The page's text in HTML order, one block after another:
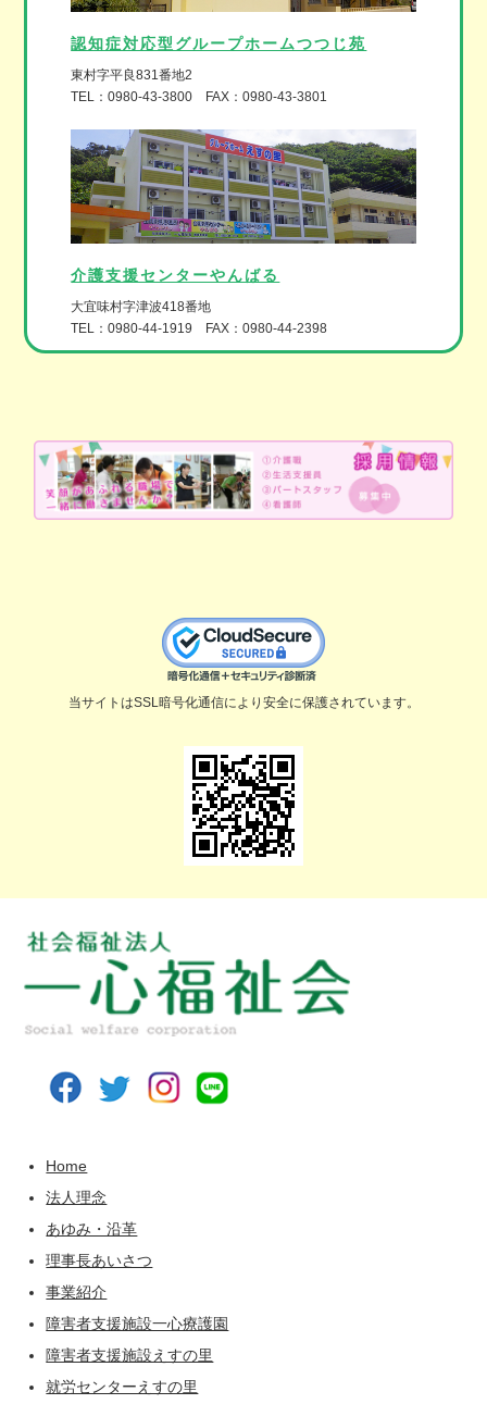
認知症対応型グループホームつつじ苑
東村字平良831番地2
TEL：0980-43-3800 FAX：0980-43-3801
介護支援センターやんばる
大宜味村字津波418番地
TEL：0980-44-1919 FAX：0980-44-2398
当サイトはSSL暗号化通信により安全に保護されています。
Home
法人理念
あゆみ・沿革
理事長あいさつ
事業紹介
障害者支援施設一心療護園
障害者支援施設えすの里
就労センターえすの里